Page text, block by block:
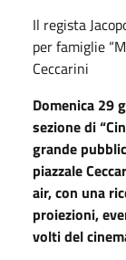
Il regista
per famiglie
Ceccarini
Domenica 29
sezione di
grande
piazzale
air, con una
proiezioni,
volti del